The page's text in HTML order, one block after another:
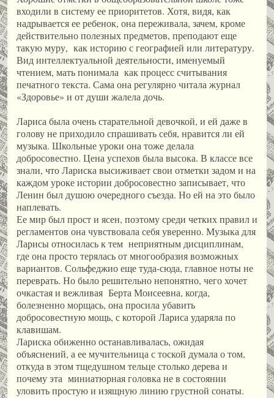
входили в систему ее приоритетов. Хотя, видя, как
надрывается ее ребенок, она переживала, зачем, кроме
действительно полезных предметов, преподают еще
такую муру, как историю с географией или литературу.
Вид интеллектуальной деятельности, именуемый
чтением, мать понимала как процесс считывания
печатного текста. Сама она регулярно читала журнал
«Здоровье» и от души жалела дочь.
Лариса была очень старательной девочкой, и ей даже в
голову не приходило спрашивать себя, нравится ли ей
музыка. Школьные уроки она тоже делала
добросовестно. Цена успехов была высока. В классе все
знали, что Лариска высиживает свои отметки задом и на
каждом уроке истории добросовестно записывает, что
Ленин был душою очередного съезда. Но ей на это было
наплевать.
Ее мир был прост и ясен, поэтому среди четких правил и
регламентов она чувствовала себя уверенно. Музыка для
Ларисы относилась к тем неприятным дисциплинам,
где она просто терялась от многообразия возможных
вариантов. Сольфеджио еще туда-сюда, главное ноты не
переврать. Но было решительно непонятно, чего хочет
очкастая и вежливая Берта Моисеевна, когда,
болезненно морщась, она просила убавить
добросовестную мощь, с которой Лариса ударяла по
клавишам.
Лариска обиженно останавливалась, ожидая
объяснений, а ее мучительница с тоской думала о том,
откуда в этом тщедушном тельце столько дерева и
почему эта миниатюрная головка не в состоянии
уловить простую и изящную линию грустной сонаты.